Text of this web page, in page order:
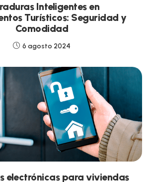
Inteligentes en
Turísticos: Seguridad y
Comodidad
6 agosto 2024
electrónicas para viviendas